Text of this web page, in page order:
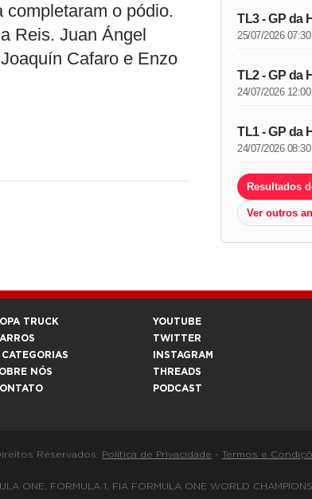
o pódio.
Reis. Juan Ángel
Cafaro e Enzo
TL3 - GP da
25/07/2026 07:30
TL2 - GP da
24/07/2026 12:00
TL1 - GP da
24/07/2026 08:30
Resultados
Ver outros
TRUCK
CATEGORIAS
NÓS
YOUTUBE
TWITTER
INSTAGRAM
THREADS
PODCAST
Reservados. Política de Privacidade - Termos e
FORMULA 1, FIA FORMULA ONE WORLD